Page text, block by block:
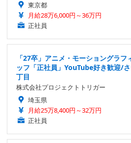
東京都
月給28万6,000円～36万円
正社員
「27卒」アニメ・モーショングラ
ッフ「正社員」YouTube好き歓迎/
丁目
株式会社プロジェクトトリガー
埼玉県
月給25万8,400円～32万円
正社員